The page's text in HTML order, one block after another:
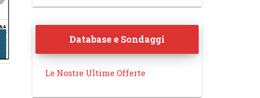
Database e Sondaggi
Le Nostre Ultime Offerte